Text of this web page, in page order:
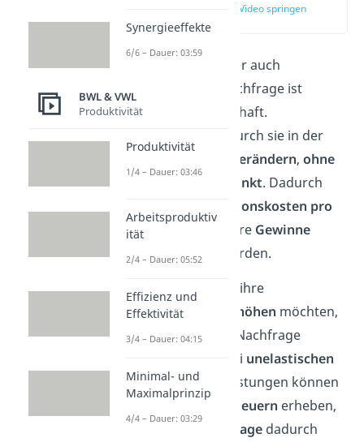
zur Stelle im Video springen
(00:58)
Eine unelastische oder auch
preisunelastische Nachfrage ist
wichtig für die Wirtschaft.
Unternehmen sind durch sie in der
verändern,ohne
dass die
sinkt. Dadurch
Produktionskosten pro
Stück gesenkt
und ihre Gewinne
weiter maximiert
werden.
Für Regierungen, die ihre
Steuereinnahmen erhöhen möchten,
ist eine unelastische Nachfrage
Bei unelastischen
Güternund Dienstleistungen können
sie nämlich
höhere Steuern erheben,
ohne
Nachfrage dadurch
Synergieeffekte
6/6 – Dauer: 03:59
BWL & VWL
Produktivität
Produktivität
1/4 – Dauer: 03:46
Arbeitsproduktiv
ität
2/4 – Dauer: 05:52
Effizienz und
Effektivität
3/4 – Dauer: 04:15
Minimal- und
Maximalprinzip
4/4 – Dauer: 03:29